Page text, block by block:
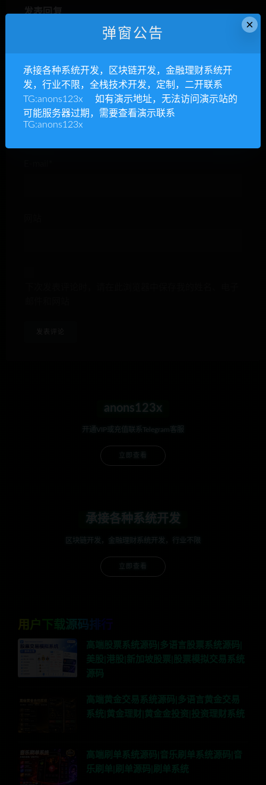
发表回复
昵称*
anons123x
开通VIP或充值联系Telegram客服
立即查看
承接各种系统开发
区块链开发，金融理财系统开发，行业不限
立即查看
用户下载源码排行
高端股票系统源码|多语言股票系统源码|
美股|港股|新加坡股票|股票模拟交易系统
源码
高端黄金交易系统源码|多语言黄金交易
系统|黄金理财|黄金金投资|投资理财系统
高端刷单系统源码|音乐刷单系统源码|音
乐刷单|刷单源码|刷单系统
×
弹窗公告
承接各种系统开发，区块链开发，金融理财系统开
发，行业不限，全栈技术开发，定制，二开联系
TG:anons123x 如有演示地址，无法访问演示站的
可能服务器过期，需要查看演示联系
TG:anons123x